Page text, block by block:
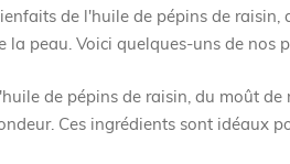
de l'huile de pépins de raisin,
peau. Voici quelques-uns de nos
de pépins de raisin, du moût de
Ces ingrédients sont idéaux